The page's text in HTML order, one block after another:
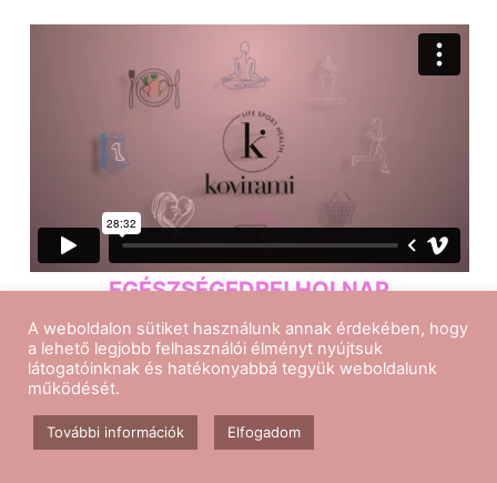
EGÉSZSÉGEDRE! HOLNAP
TALÁLKOZUNK!
A weboldalon sütiket használunk annak érdekében, hogy
a lehető legjobb felhasználói élményt nyújtsuk
látogatóinknak és hatékonyabbá tegyük weboldalunk
működését.
További információk Elfogadom